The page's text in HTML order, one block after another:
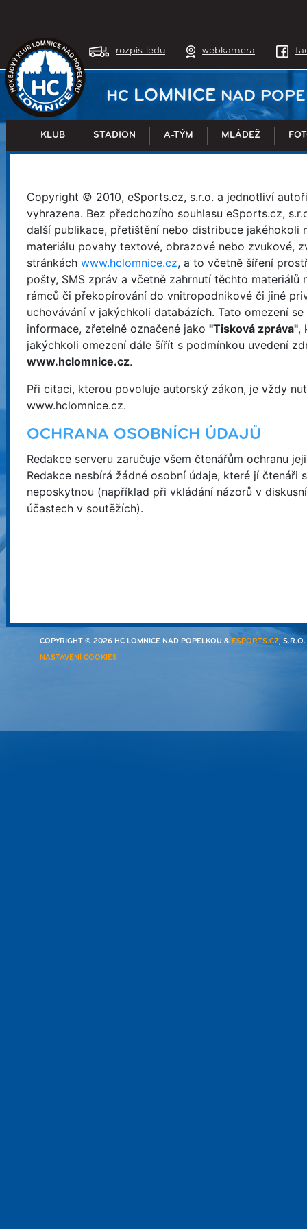
rozpis ledu webkamera
HC LOMNICE NAD
KLUB STADION A-TÝM MLÁDEŽ
Copyright © 2010, eSports.cz, s.r.o. a jednotliví
vyhrazena. Bez předchozího souhlasu eSports.cz,
další publikace, přetištění nebo distribuce jakéhokoli
materiálu povahy textové, obrazové nebo zvukové,
stránkách www.hclomnice.cz, a to včetně šíření
pošty, SMS zpráv a včetně zahrnutí těchto materiálů
rámců či překopírování do vnitropodnikové či jiné
uchovávání v jakýchkoli databázích. Tato omezení se
informace, zřetelně označené jako "Tisková zpráva",
jakýchkoli omezení dále šířít s podmínkou uvedení
www.hclomnice.cz.
Při citaci, kterou povoluje autorský zákon, je vždy
www.hclomnice.cz.
OCHRANA OSOBNÍCH ÚDAJŮ
Redakce serveru zaručuje všem čtenářům ochranu
Redakce nesbírá žádné osobní údaje, které jí čtenáři
neposkytnou (například při vkládání názorů v
účastech v soutěžích).
COPYRIGHT © 2026 HC LOMNICE NAD POPELKOU & ESPORTS.CZ, S.R.O.
NASTAVENÍ COOKIES